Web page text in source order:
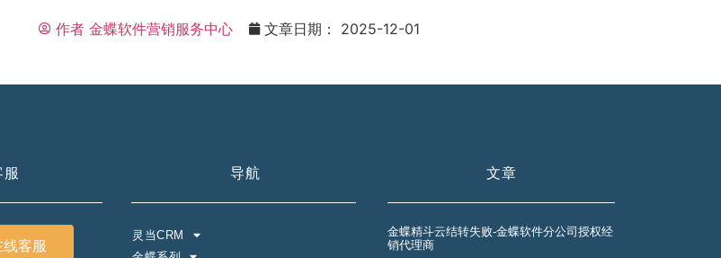
作者金蝶软件营销服务中心 文章日期： 2025-12-01
客服
导航
灵当CRM
文章
金蝶精斗云结转失败-金蝶软件分公司授权经
销代理商